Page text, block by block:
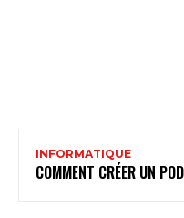
INFORMATIQUE
COMMENT CRÉER UN